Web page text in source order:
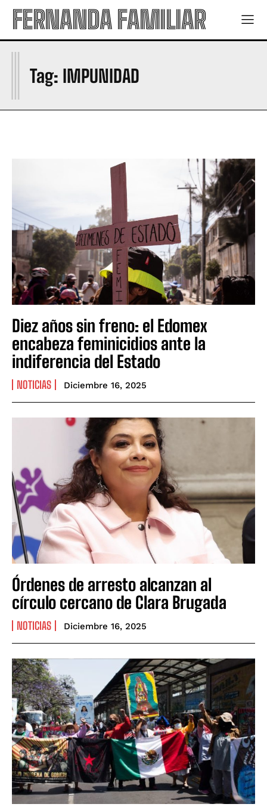
FERNANDA FAMILIAR
Tag: IMPUNIDAD
I
Diez años sin freno: el Edomex
encabeza feminicidios ante la
indiferencia del Estado
NOTICIAS Diciembre 16, 2025
Órdenes de arresto alcanzan al
círculo cercano de Clara Brugada
NOTICIAS Diciembre 16, 2025